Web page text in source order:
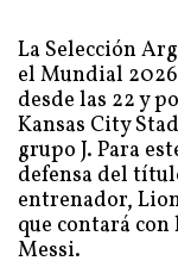
La Selección
el Mundial
desde las 22 y
Kansas City
grupo J. Para
defensa del
entrenador,
que contará
Messi.